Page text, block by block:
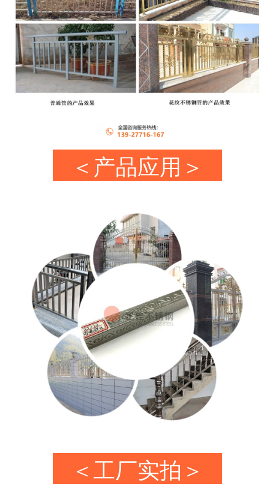
＜产品应用＞
＜工厂实拍＞